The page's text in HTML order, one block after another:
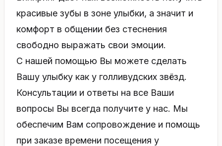
красивые зубы в зоне улыбки, а значит и
комфорт в общении без стеснения
свободно выражать свои эмоции.
С нашей помощью Вы можете сделать
Вашу улыбку как у голливудских звёзд.
Консультации и ответы на все Ваши
вопросы Вы всегда получите у нас. Мы
обеспечим Вам сопровождение и помощь
при заказе времени посещения у